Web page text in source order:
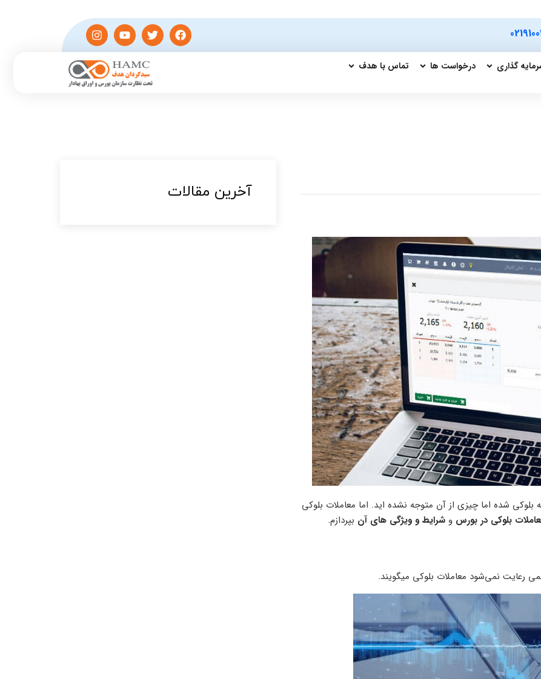
گذاری درخواست ها تماس با هدف
بلوکی شده اما چیزی از آن متوجه نشده اید. اما معاملات بلوکی
بلوکی در بورس و شرایط و ویژگی های آن بپردازم.
رعایت نمی‌شود معاملات بلوکی میگویند.
آخرین مقالات​